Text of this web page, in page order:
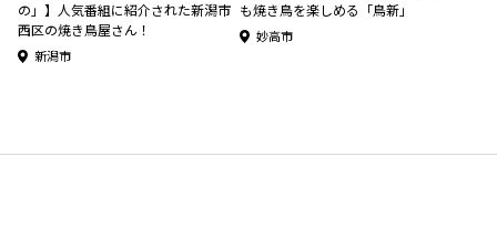
の」】人気番組に紹介された新潟市
西区の焼き鳥屋さん！
新潟市
も焼き鳥を楽しめる「鳥新」
妙高市